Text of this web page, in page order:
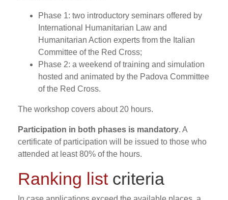
Phase 1: two introductory seminars offered by
International Humanitarian Law and
Humanitarian Action experts from the Italian
Committee of the Red Cross;
Phase 2: a weekend of training and simulation
hosted and animated by the Padova Committee
of the Red Cross.
The workshop covers about 20 hours.
Participation in both phases is mandatory. A
certificate of participation will be issued to those who
attended at least 80% of the hours.
Ranking listcriteria